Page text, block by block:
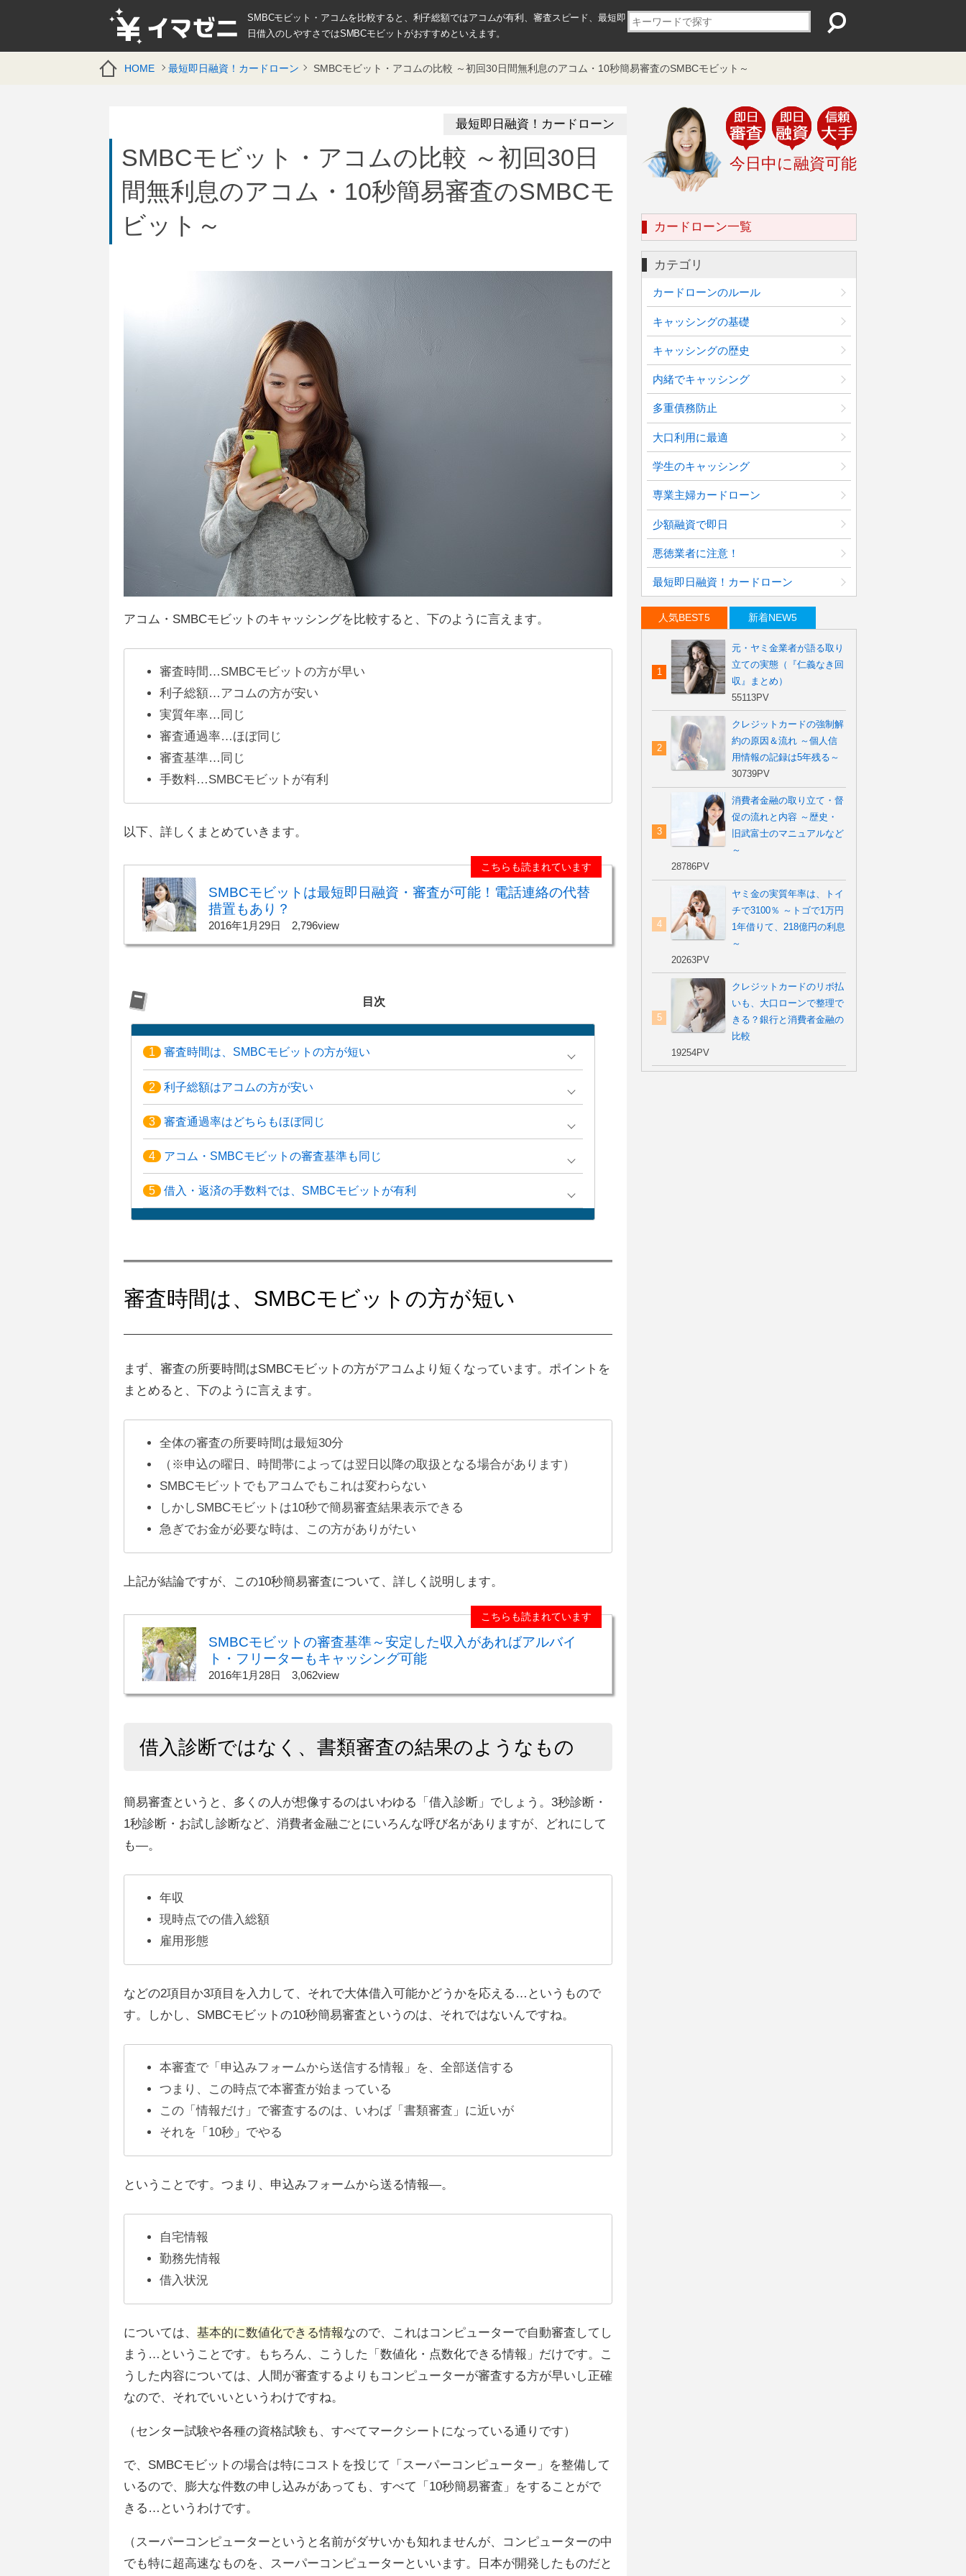
SMBCモビット・アコムを比較すると、利子総額ではアコムが有利、審査スピード、最短即
日借入のしやすさではSMBCモビットがおすすめといえます。
HOME 最短即日融資！カードローン SMBCモビット・アコムの比較 ～初回30日間無利息のアコム・10秒簡易審査のSMBCモビット～
最短即日融資！カードローン
SMBCモビット・アコムの比較 ～初回30日
間無利息のアコム・10秒簡易審査のSMBCモ
ビット～
アコム・SMBCモビットのキャッシングを比較すると、下のように言えます。
審査時間…SMBCモビットの方が早い
利子総額…アコムの方が安い
実質年率…同じ
審査通過率…ほぼ同じ
審査基準…同じ
手数料…SMBCモビットが有利
以下、詳しくまとめていきます。
こちらも読まれています
SMBCモビットは最短即日融資・審査が可能！電話連絡の代替
措置もあり？
2016年1月29日 2,796view
目次
1 審査時間は、SMBCモビットの方が短い
2 利子総額はアコムの方が安い
3 審査通過率はどちらもほぼ同じ
4 アコム・SMBCモビットの審査基準も同じ
5 借入・返済の手数料では、SMBCモビットが有利
審査時間は、SMBCモビットの方が短い
まず、審査の所要時間はSMBCモビットの方がアコムより短くなっています。ポイントを
まとめると、下のように言えます。
全体の審査の所要時間は最短30分
（※申込の曜日、時間帯によっては翌日以降の取扱となる場合があります）
SMBCモビットでもアコムでもこれは変わらない
しかしSMBCモビットは10秒で簡易審査結果表示できる
急ぎでお金が必要な時は、この方がありがたい
上記が結論ですが、この10秒簡易審査について、詳しく説明します。
こちらも読まれています
SMBCモビットの審査基準～安定した収入があればアルバイ
ト・フリーターもキャッシング可能
2016年1月28日 3,062view
借入診断ではなく、書類審査の結果のようなもの
簡易審査というと、多くの人が想像するのはいわゆる「借入診断」でしょう。3秒診断・
1秒診断・お試し診断など、消費者金融ごとにいろんな呼び名がありますが、どれにして
も―。
年収
現時点での借入総額
雇用形態
などの2項目か3項目を入力して、それで大体借入可能かどうかを応える…というもので
す。しかし、SMBCモビットの10秒簡易審査というのは、それではないんですね。
本審査で「申込みフォームから送信する情報」を、全部送信する
つまり、この時点で本審査が始まっている
この「情報だけ」で審査するのは、いわば「書類審査」に近いが
それを「10秒」でやる
ということです。つまり、申込みフォームから送る情報―。
自宅情報
勤務先情報
借入状況
については、 基本的に数値化できる情報なので、これはコンピューターで自動審査してし
まう…ということです。もちろん、こうした「数値化・点数化できる情報」だけです。こ
うした内容については、人間が審査するよりもコンピューターが審査する方が早いし正確
なので、それでいいというわけですね。
（センター試験や各種の資格試験も、すべてマークシートになっている通りです）
で、SMBCモビットの場合は特にコストを投じて「スーパーコンピューター」を整備して
いるので、膨大な件数の申し込みがあっても、すべて「10秒簡易審査」をすることがで
きる…というわけです。
（スーパーコンピューターというと名前がダサいかも知れませんが、コンピューターの中
でも特に超高速なものを、スーパーコンピューターといいます。日本が開発したものだと
今日中に融資可能
カードローン一覧
カテゴリ
カードローンのルール
キャッシングの基礎
キャッシングの歴史
内緒でキャッシング
多重債務防止
大口利用に最適
学生のキャッシング
専業主婦カードローン
少額融資で即日
悪徳業者に注意！
最短即日融資！カードローン
人気BEST5 新着NEW5
元・ヤミ金業者が語る取り
立ての実態（『仁義なき回
収』まとめ）
55113PV
クレジットカードの強制解
約の原因＆流れ ～個人信
用情報の記録は5年残る～
30739PV
消費者金融の取り立て・督
促の流れと内容 ～歴史・
旧武富士のマニュアルなど
～
28786PV
ヤミ金の実質年率は、トイ
チで3100％ ～トゴで1万円
1年借りて、218億円の利息
～
20263PV
クレジットカードのリボ払
いも、大口ローンで整理で
きる？銀行と消費者金融の
比較
19254PV